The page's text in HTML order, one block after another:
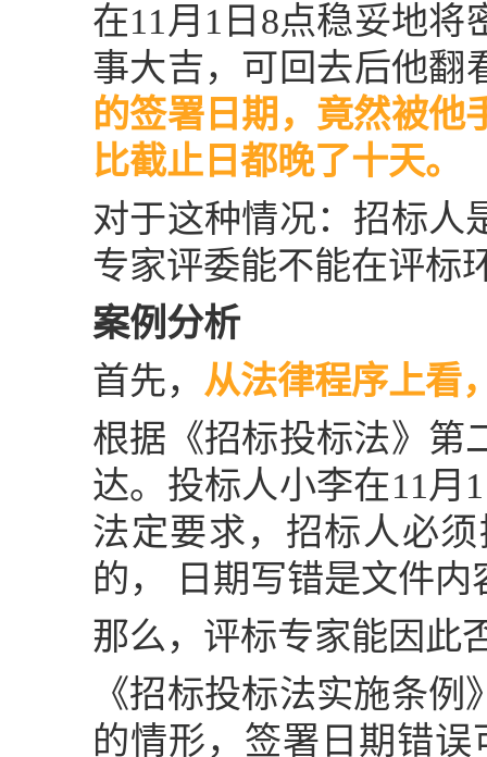
在11月1日8点稳妥地
事大吉，可回去后他
的签署日期，竟然被他
比截止日都晚了十天。
对于这种情况： 招标人
专家评委能不能在评标
案例分析
首先， 从法律程序上看
根据《招标投标法》第
达。投标人小李在11月
法定要求，招标人必
的， 日期写错是文件
那么，评标专家能因此
《招标投标法实施条
的情形，签署日期错